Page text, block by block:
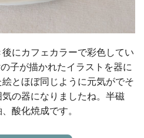
にカフェカラーで彩色してい
子が描かれたイラストを器に
とほぼ同じように元気がでそ
の器になりましたね。半磁
酸化焼成です。